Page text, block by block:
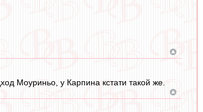
Моуриньо, у Карпина кстати такой же.